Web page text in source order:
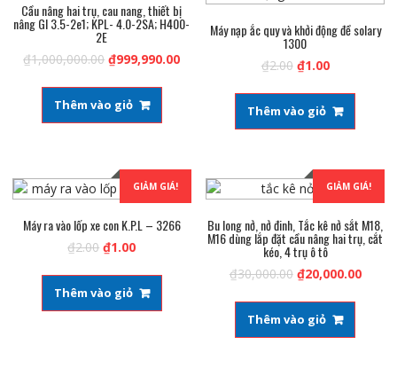
Cầu nâng hai trụ, cau nang, thiết bị
nâng Gl 3.5-2e1; KPL- 4.0-2SA; H400-
2E
₫1,000,000.00 ₫999,990.00
Thêm vào giỏ
Máy nạp ắc quy và khởi động đề solary
1300
₫2.00 ₫1.00
Thêm vào giỏ
GIẢM GIÁ!
Máy ra vào lốp xe con K.P.L – 3266
₫2.00 ₫1.00
Thêm vào giỏ
GIẢM GIÁ!
Bu long nở, nở đinh, Tắc kê nở sắt M18,
M16 dùng lắp đặt cầu nâng hai trụ, cắt
kéo, 4 trụ ô tô
₫30,000.00 ₫20,000.00
Thêm vào giỏ